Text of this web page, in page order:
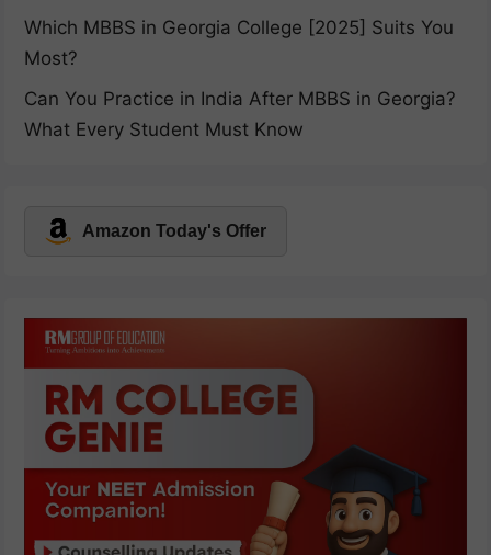
Which MBBS in Georgia College [2025] Suits You
Most?
Can You Practice in India After MBBS in Georgia?
What Every Student Must Know
Amazon Today's Offer